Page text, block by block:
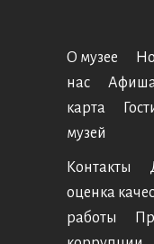
О музее
нас
карта
музей
Контакты
оценка
работы